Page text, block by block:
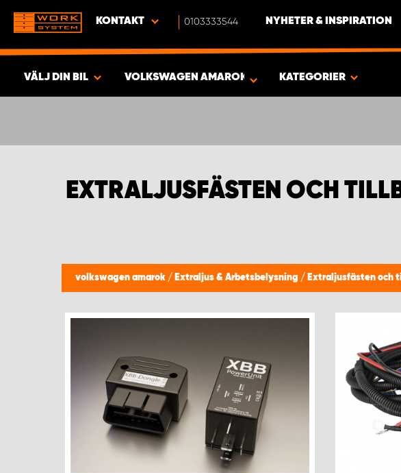
KONTAKT 0103333544 NYHETER & INSPIRATION
VÄLJ DIN BIL
PRODUKTER
VOLKSWAGEN AMAROK KATEGORIER
EXTRALJUSFÄSTEN OCH
volkswagen amarok / Extraljus & Arbetsbelysning / Extraljusfästen och